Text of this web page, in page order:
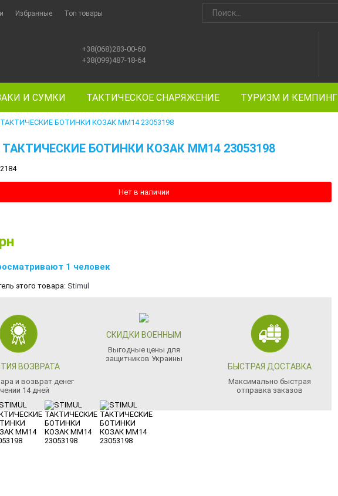
Избранные Топ товары
+38(068)283-00-60
+38(099)487-18-64
И СУМКИ ТАКТИЧЕСКОЕ СНАРЯЖЕНИЕ ТУРИЗМ И КЕМПИНГ
ТАКТИЧЕСКИЕ БОТИНКИ КОЗАК MM14 23053198
ТАКТИЧЕСКИЕ БОТИНКИ КОЗАК MM14 23053198
Нет в наличии
1 человек
этого товара: Stimul
ВОЗВРАТА
и возврат денег
14 дней
СКИДКИ ВОЕННЫМ
Выгодные цены для
защитников Украины
БЫСТРАЯ ДОСТАВКА
Максимально быстрая
отправка заказов